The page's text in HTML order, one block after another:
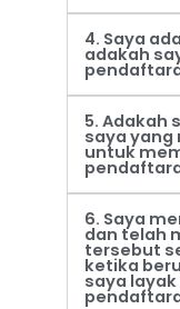
4. Saya
adakah
5. Adakah
saya yang
untuk
6. Saya
dan telah
tersebut
ketika
saya